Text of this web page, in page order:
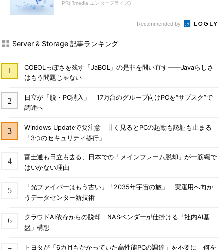
PR(ITmedia エンタープライズ)
Recommended by
Server & Storage 記事ランキング
COBOLっぽさを残す「JaBOL」の是非を問い直す――Javaらしさ
はもう問題じゃない
日立が「脱・PC購入」 17万台のグループ向けPCを“サブスク”で
調達へ
Windows Updateで要注意 甘く見るとPCの起動も認証も止まる
「3つのセキュリティ移行」
富士通も日立も去る、日本での「メインフレーム脱却」が一筋縄で
はいかない理由
「光ファイバーはもう古い」「2035年宇宙の旅」 実運用へ向か
うデータセンター新技術
クラウドAI依存からの脱却 NASベンダーが仕掛ける「社内AI基
盤」構想
トヨタが「6カ月もかかっていた高性能PCの調達」を不要に 何を